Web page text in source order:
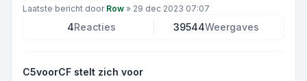
Laatste bericht door Row » 29 dec 2023 07:07
4Reacties 39544Weergaves
C5voorCF stelt zich voor